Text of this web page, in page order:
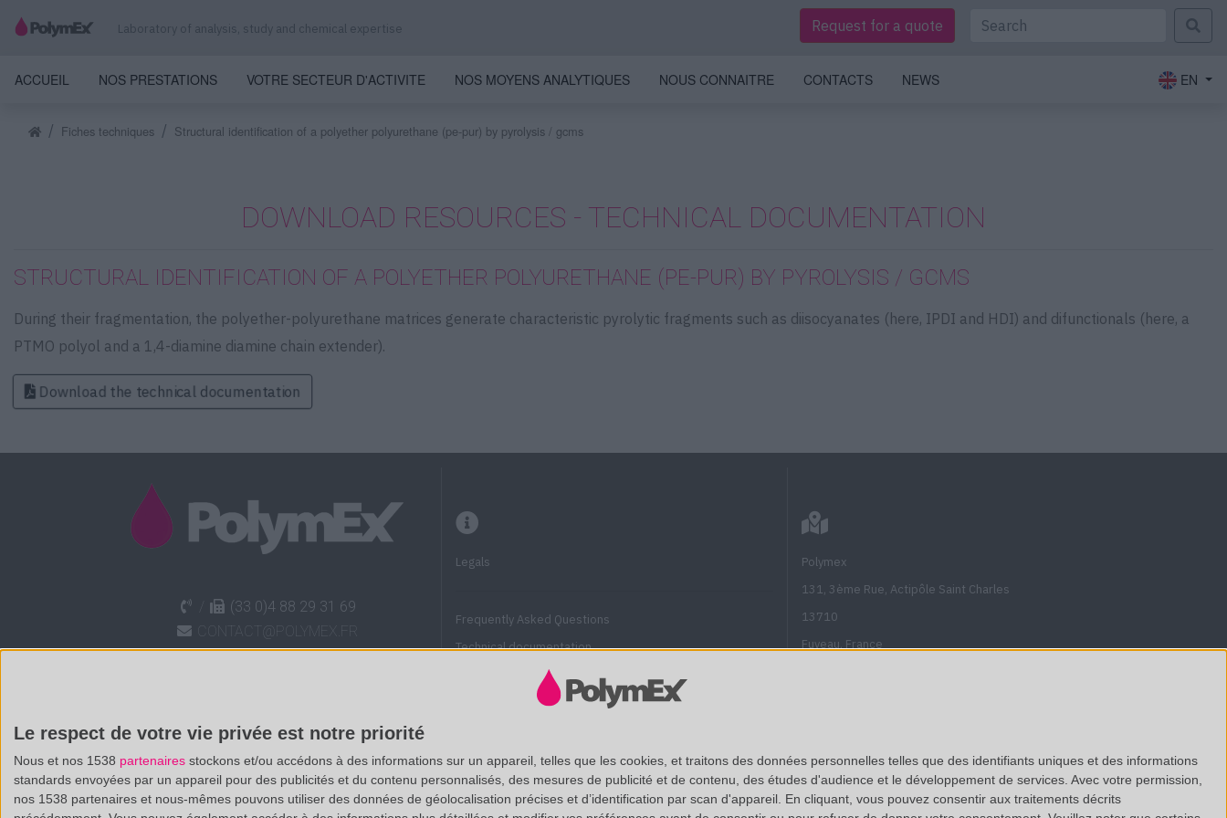
Le respect de votre vie privée est notre priorité
Nous et nos 1538 partenaires stockons et/ou accédons à des informations sur un appareil, telles que les cookies, et traitons des données personnelles telles que des identifiants uniques et des informations
standards envoyées par un appareil pour des publicités et du contenu personnalisés, des mesures de publicité et de contenu, des études d'audience et le développement de services. Avec votre permission,
nos 1538 partenaires et nous-mêmes pouvons utiliser des données de géolocalisation précises et d’identification par scan d'appareil. En cliquant, vous pouvez consentir aux traitements décrits
Laboratory of analysis, study and chemical expertise Request for a quote
ACCUEIL NOS PRESTATIONS VOTRE SECTEUR D'ACTIVITE NOS MOYENS ANALYTIQUES NOUS CONNAITRE CONTACTS NEWS EN
Fiches techniques Structural identification of a polyether polyurethane (pe-pur) by pyrolysis / gcms
DOWNLOAD RESOURCES - TECHNICAL DOCUMENTATION
STRUCTURAL IDENTIFICATION OF A POLYETHER POLYURETHANE (PE-PUR) BY PYROLYSIS / GCMS
During their fragmentation, the polyether-polyurethane matrices generate characteristic pyrolytic fragments such as diisocyanates (here, IPDI and HDI) and difunctionals (here, a
PTMO polyol and a 1,4-diamine diamine chain extender).
Download the technical documentation
(33 0)4 88 29 31 69
CONTACT@POLYMEX.FR
Legals
Frequently Asked Questions
Technical documentation
SAS au capital de 20 000 € - RCS Aix 537 911 406
Certifié ISO 9001 :2015 par AB Certification. Accrédité CIR.
Polymex
131, 3ème Rue, Actipôle Saint Charles
13710
Fuveau, France
Nous retrouver surLinkedin
Une réalisation199A Agency